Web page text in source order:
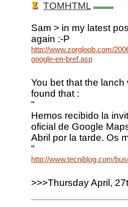
TOMHTML
Sam > in my latest
again :-P
http://www.zorgloob.com/
google-en-bref.asp
You bet that the
found that :
"
Hemos recibido la
oficial de Google
Abril por la tarde. Os
"
http://www.tecniblog.com/
>>>Thursday April,